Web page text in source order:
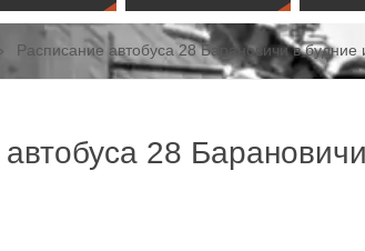
Расписание автобуса 28 Барановичи в
28